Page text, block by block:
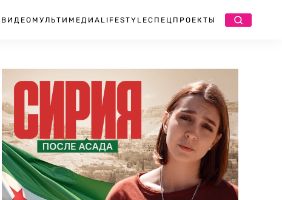
ВИДЕО МУЛЬТИМЕДИА LIFESTYLEСПЕЦПРОЕКТЫ